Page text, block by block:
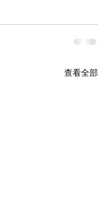
查看全部